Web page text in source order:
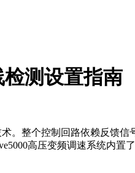
测设置指南
。整个控制回路依赖反馈信
高压变频调速系统内置